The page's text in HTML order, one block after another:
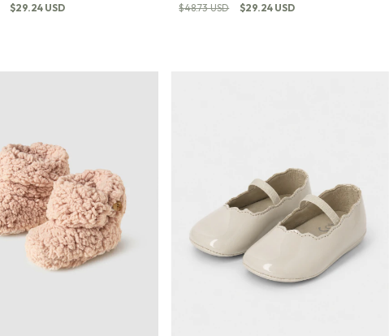
$29.24 USD $48.73 USD $29.24 USD